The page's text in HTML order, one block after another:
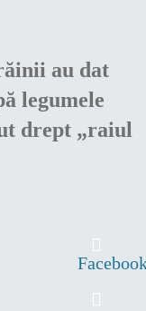
au dat
legumele
drept „raiul